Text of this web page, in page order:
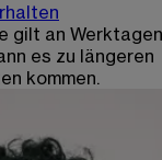
gilt an
es zu längeren
kommen.